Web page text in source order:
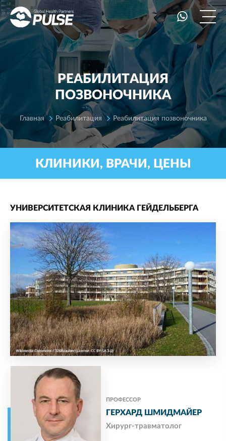
РЕАБИЛИТАЦИЯ
ПОЗВОНОЧНИКА
Главная Реабилитация Реабилитация позвоночника
КЛИНИКИ, ВРАЧИ, ЦЕНЫ
УНИВЕРСИТЕТСКАЯ КЛИНИКА ГЕЙДЕЛЬБЕРГА
ПРОФЕССОР
ГЕРХАРД ШМИДМАЙЕР
Хирург-травматолог